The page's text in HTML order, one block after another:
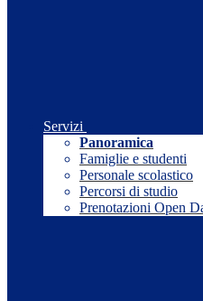
Servizi
Panoramica
Famiglie e studenti
Personale scolastico
Percorsi di studio
Prenotazioni Open